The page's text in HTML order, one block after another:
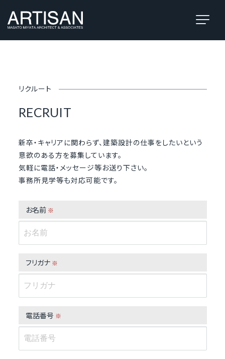
リクルート
RECRUIT
新卒・キャリアに関わらず、建築設計の仕事をしたいという
意欲のある方を募集しています。
気軽に電話・メッセージ等お送り下さい。
事務所見学等も対応可能です。
お名前 ※
フリガナ ※
電話番号 ※